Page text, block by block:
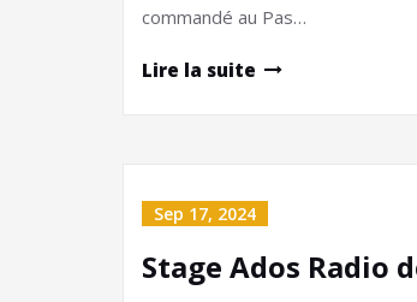
commandé au Pas…
Lire la suite
Sep 17, 2024
Stage Ados Radio